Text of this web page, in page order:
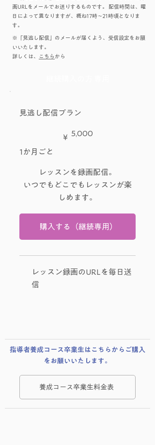
画URLをメールでお送りするものです。 配信時間は、曜
日によって異なりますが、概ね17時～21時頃となりま
す。
※「見逃し配信」のメールが届くよう、受信設定をお願
いいたします。
​詳しくは、
こちら から
見逃し配信プラン
￥ 5,000
1か月ごと
レッスンを録画配信。
いつでもどこでもレッスンが楽
しめます。
購入する（継続専用）
レッスン録画のURLを毎日送
信
​指導者養成コース卒業生はこちらからご購入
をお願いいたします。
養成コース卒業生料金表